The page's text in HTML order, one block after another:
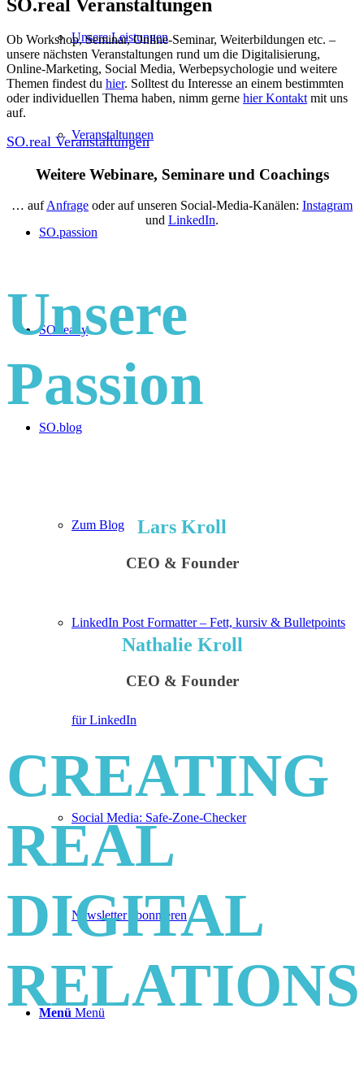
Unsere Leistungen
Veranstaltungen
SO.passion
SO.ready
SO.blog
Zum Blog
LinkedIn Post Formatter – Fett, kursiv & Bulletpoints
für LinkedIn
Social Media: Safe-Zone-Checker
Newsletter abonnieren
Menü Menü
SO.real Veranstaltungen
Ob Workshop, Seminar, Online-Seminar, Weiterbildungen etc. –
unsere nächsten Veranstaltungen rund um die Digitalisierung,
Online-Marketing, Social Media, Werbepsychologie und weitere
Themen findest du hier. Solltest du Interesse an einem bestimmten
oder individuellen Thema haben, nimm gerne hier Kontakt mit uns
auf.
SO.real Veranstaltungen
Weitere Webinare, Seminare und Coachings
… aufAnfrage oder auf unseren Social-Media-Kanälen: Instagram
und LinkedIn.
Unsere
Passion
Lars Kroll
CEO & Founder
Nathalie Kroll
CEO & Founder
CREATING
REAL
DIGITAL
RELATIONS